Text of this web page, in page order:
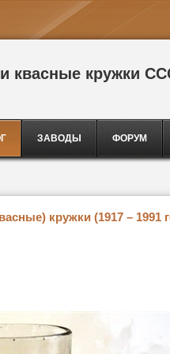
квасные кружки
ЗАВОДЫ ФОРУМ
кружки (1917 – 1991